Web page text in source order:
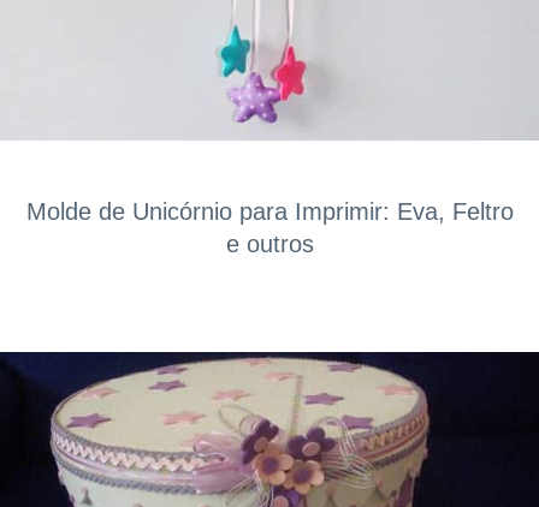
Molde de Unicórnio para Imprimir: Eva, Feltro
e outros